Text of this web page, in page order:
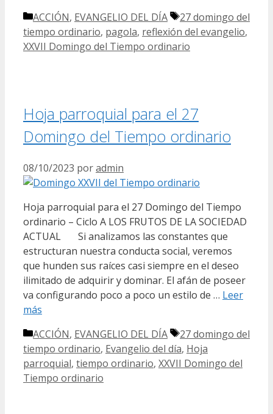
Categorías
ACCIÓN, EVANGELIO DEL DÍA Etiquetas
27 domingo del
tiempo ordinario, pagola, reflexión del evangelio,
XXVII Domingo del Tiempo ordinario
Hoja parroquial para el 27
Domingo del Tiempo ordinario
08/10/2023 poradmin
Hoja parroquial para el 27 Domingo del Tiempo
ordinario – Ciclo A LOS FRUTOS DE LA SOCIEDAD
ACTUAL Si analizamos las constantes que
estructuran nuestra conducta social, veremos
que hunden sus raíces casi siempre en el deseo
ilimitado de adquirir y dominar. El afán de poseer
va configurando poco a poco un estilo de … Leer
más
Categorías
ACCIÓN, EVANGELIO DEL DÍA Etiquetas
27 domingo del
tiempo ordinario, Evangelio del día, Hoja
parroquial, tiempo ordinario, XXVII Domingo del
Tiempo ordinario